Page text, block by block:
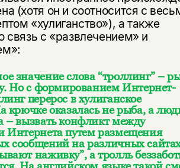
(хотя он и соотносится с
«хулиганство»), а также
связь с «развлечением» и
значение слова “троллинг” –
Но с формированием Интернет-
перерос в хулиганское
крючке оказалась не рыба, а
– вызвать конфликт между
Интернета путем размещения
сообщений на различных
наживку”, а тролль